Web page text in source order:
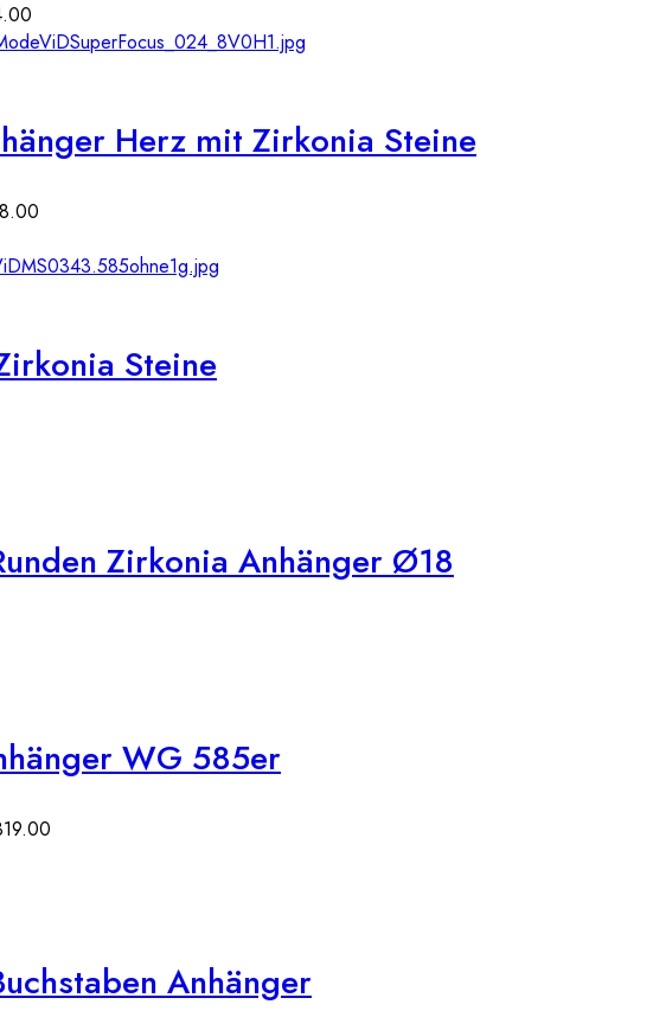
Herz mit Zirkonia Steine
Steine
Zirkonia Anhänger Ø18
WG 585er
Anhänger